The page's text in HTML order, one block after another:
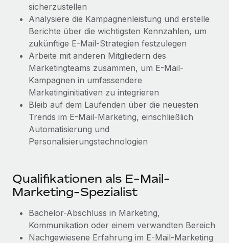
sicherzustellen
Analysiere die Kampagnenleistung und erstelle
Berichte über die wichtigsten Kennzahlen, um
zukünftige E-Mail-Strategien festzulegen
Arbeite mit anderen Mitgliedern des
Marketingteams zusammen, um E-Mail-
Kampagnen in umfassendere
Marketinginitiativen zu integrieren
Bleib auf dem Laufenden über die neuesten
Trends im E-Mail-Marketing, einschließlich
Automatisierung und
Personalisierungstechnologien
Qualifikationen als E-Mail-
Marketing-Spezialist
Bachelor-Abschluss in Marketing,
Kommunikation oder einem verwandten Bereich
Nachgewiesene Erfahrung im E-Mail-Marketing